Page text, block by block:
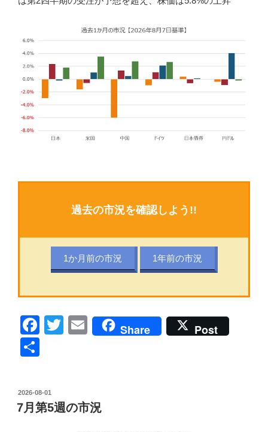
過去の市況を確認しよう!!
1か月前の市況 1年前の市況
F
b
o
T
E
Share Post
投
稿
日:
2026-08-01
7月第5週の市況